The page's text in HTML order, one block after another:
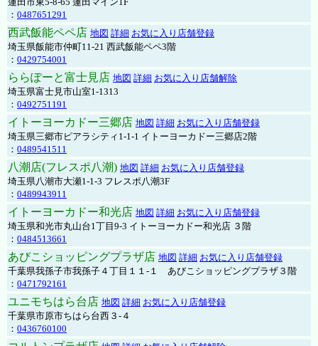
： 0487651291
西武飯能ペペ店 地図 詳細 お気に入り店舗登録
埼玉県飯能市仲町11-21 西武飯能ペペ3階
： 0429754001
ららぽーと富士見店 地図 詳細 お気に入り店舗解除
埼玉県富士見市山室1-1313
： 0492751191
イトーヨーカドー三郷店 地図 詳細 お気に入り店舗登録
埼玉県三郷市ピアラシティ1-1-1 イトーヨーカドー三郷店2階
： 0489541511
八潮店(フレスポ八潮) 地図 詳細 お気に入り店舗登録
埼玉県八潮市大瀬1-1-3 フレスポ八潮3F
： 0489943911
イトーヨーカドー和光店 地図 詳細 お気に入り店舗登録
埼玉県和光市丸山台1丁目9-3 イトーヨーカドー和光店 ３階
： 0484513661
あびこショッピングプラザ店 地図 詳細 お気に入り店舗登録
千葉県我孫子市我孫子４丁目１１-１ あびこショッピングプラザ３階
： 0471792161
ユニモちはら台店 地図 詳細 お気に入り店舗登録
千葉県市原市ちはら台西３-４
： 0436760100